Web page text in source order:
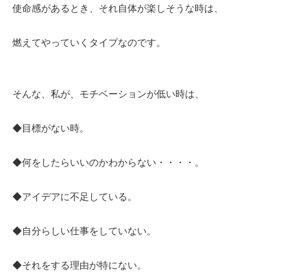
使命感があるとき、それ自体が楽しそうな時は、
燃えてやっていくタイプなのです。
そんな、私が、モチベーションが低い時は、
◆目標がない時。
◆何をしたらいいのかわからない・・・・。
◆アイデアに不足している。
◆自分らしい仕事をしていない。
◆それをする理由が特にない。